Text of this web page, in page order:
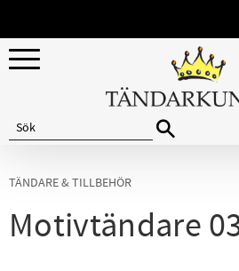
Meny
TÄNDARE & TILLBEHÖR
Motivtändare